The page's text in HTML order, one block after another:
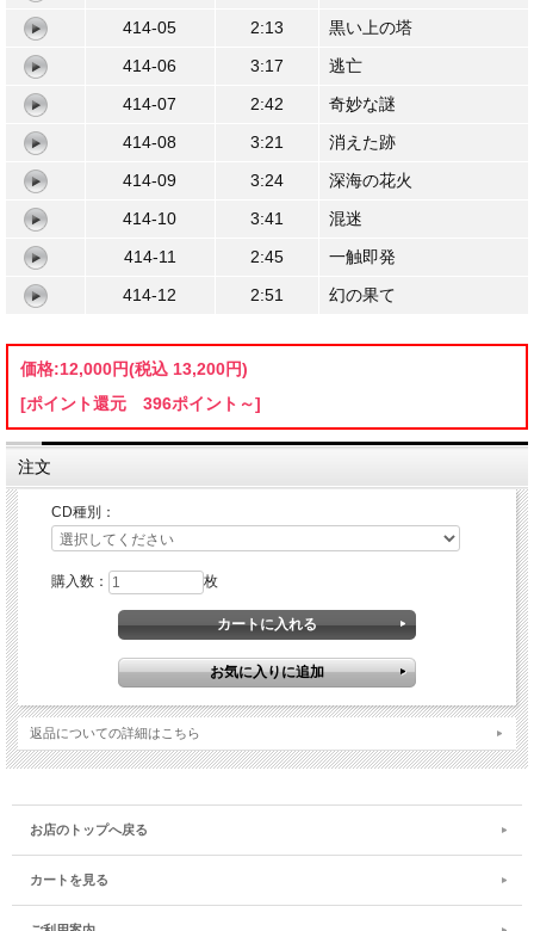
414-05
2:13
黒い上の塔
414-06
3:17
逃亡
414-07
2:42
奇妙な謎
414-08
3:21
消えた跡
414-09
3:24
深海の花火
414-10
3:41
混迷
414-11
2:45
一触即発
414-12
2:51 幻の果て
価格:12,000円(税込 13,200円)
[ポイント還元 396ポイント～]
注文
CD種別：
購入数： 枚
返品についての詳細はこちら
お店のトップへ戻る
カートを見る